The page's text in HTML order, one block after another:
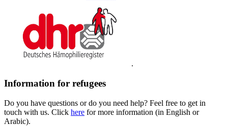
.
Information for refugees
Do you have questions or do you need help? Feel free to get in
touch with us. Click here for more information (in English or
Arabic).